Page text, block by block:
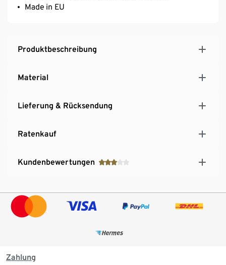
Made in EU
Produktbeschreibung
Material
Lieferung & Rücksendung
Ratenkauf
Kundenbewertungen
Zahlung